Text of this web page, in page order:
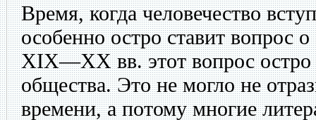
Время, когда человечество
особенно остро ставит вопрос
XIX—XX вв. этот вопрос остро
общества. Это не могло не
времени, а потому многие